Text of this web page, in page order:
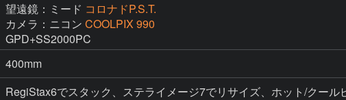
望遠鏡：ミード コロナドP.S.T.
カメラ：ニコン COOLPIX 990
GPD+SS2000PC
400mm
RegiStax6でスタック、ステライメージ7でリサイズ、ホット/クー